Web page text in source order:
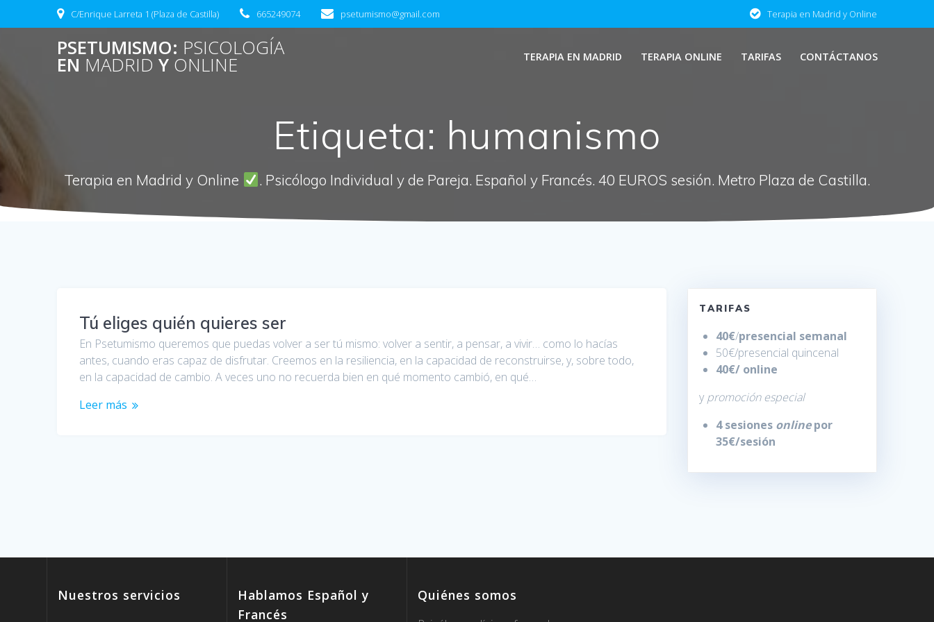
al
C/Enrique Larreta 1 (Plaza de Castilla) 665249074 psetumismo@gmail.com Terapia en Madrid y Online
PSETUMISMO: PSICOLOGÍA
EN MADRID Y ONLINE TERAPIA EN MADRID TERAPIA ONLINE TARIFAS CONTÁCTANOS
Etiqueta: humanismo
Terapia en Madrid y Online . Psicólogo Individual y de Pareja. Español y Francés. 40 EUROS sesión. Metro Plaza de Castilla.
Tú eliges quién quieres ser
En Psetumismo queremos que puedas volver a ser tú mismo: volver a sentir, a pensar, a vivir… como lo hacías
antes, cuando eras capaz de disfrutar. Creemos en la resiliencia, en la capacidad de reconstruirse, y, sobre todo,
en la capacidad de cambio. A veces uno no recuerda bien en qué momento cambió, en qué…
Leer más
TARIFAS
40€/presencial semanal
50€/presencial quincenal
40€/ online
y promoción especial
4 sesiones onlinepor
35€/sesión
Nuestros servicios
Hablamos Español y
Francés
Quiénes somos